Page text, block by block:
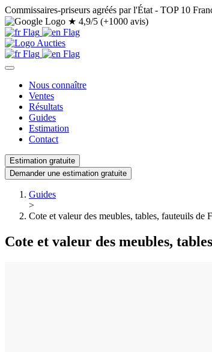
Commissaires-priseurs agréés par l'État - TOP 10
★ 4,9/5 (+1000 avis)
Nous connaître
Ventes
Résultats
Guides
Estimation
Contact
Estimation gratuite
Demander une estimation gratuite
Guides
>
Cote et valeur des meubles, tables, fauteuils de
Cote et valeur des meubles,